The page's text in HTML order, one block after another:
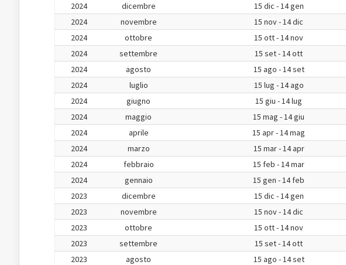
2024
dicembre 15 dic - 14 gen
2024
novembre 15 nov - 14 dic
2024
ottobre 15 ott - 14 nov
2024
settembre 15 set - 14 ott
2024
agosto 15 ago - 14 set
2024
luglio 15 lug - 14 ago
2024
giugno 15 giu - 14 lug
2024
maggio 15 mag - 14 giu
2024
aprile 15 apr - 14 mag
2024
marzo 15 mar - 14 apr
2024
febbraio 15 feb - 14 mar
2024
gennaio 15 gen - 14 feb
2023
dicembre 15 dic - 14 gen
2023
novembre 15 nov - 14 dic
2023
ottobre 15 ott - 14 nov
2023
settembre 15 set - 14 ott
2023
agosto 15 ago - 14 set